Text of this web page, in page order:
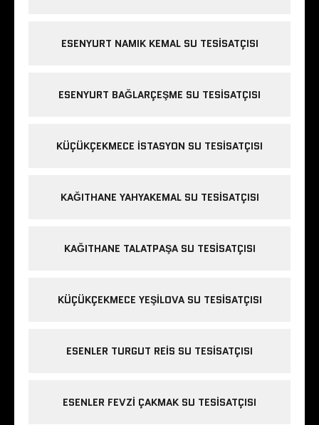
ESENYURT NAMIK KEMAL SU TESISATÇISI
ESENYURT BAĞLARÇEŞME SU TESISATÇISI
KÜÇÜKÇEKMECE ISTASYON SU TESISATÇISI
KAĞITHANE YAHYAKEMAL SU TESISATÇISI
KAĞITHANE TALATPAŞA SU TESISATÇISI
KÜÇÜKÇEKMECE YEŞILOVA SU TESISATÇISI
ESENLER TURGUT REIS SU TESISATÇISI
ESENLER FEVZI ÇAKMAK SU TESISATÇISI